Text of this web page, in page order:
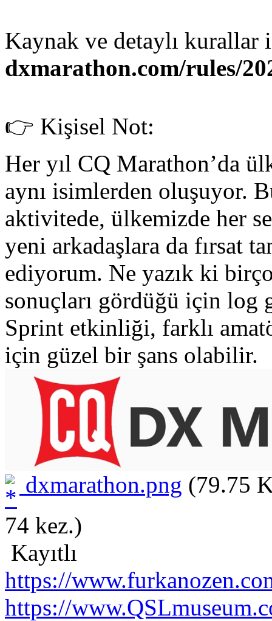
Kaynak ve detaylı kurallar
dxmarathon.com/rules/
👉 Kişisel Not:
Her yıl CQ Marathon’da
aynı isimlerden oluşuyor.
aktivitede, ülkemizde her
yeni arkadaşlara da fırsat
ediyorum. Ne yazık ki
sonuçları gördüğü için log
Sprint etkinliği, farklı
için güzel bir şans olabilir.
dxmarathon.png (79.75
74 kez.)
Kayıtlı
https://
https://